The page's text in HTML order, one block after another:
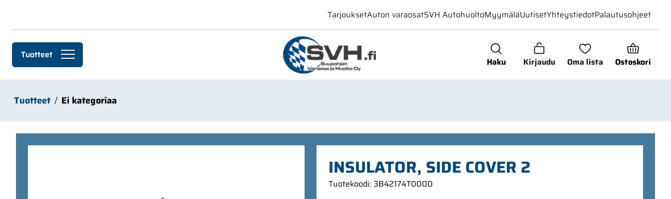
Haku Kirjaudu Oma lista Ostoskori
Tuotteet
TarjouksetAuton varaosatSVH AutohuoltoMyymäläUutisetYhteystiedotPalautusohjeet
Tuotteet Ei kategoriaa
INSULATOR, SIDE COVER 2
Ohita kuvat
Tuotekoodi: 3B42174T0000